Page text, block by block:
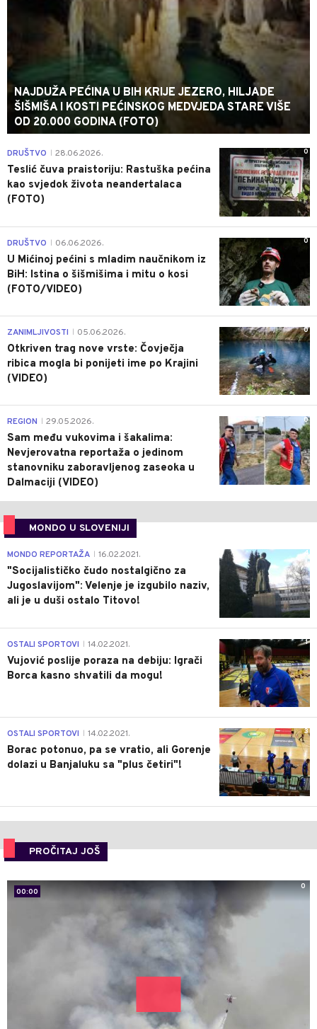
NAJDUŽA PEĆINA U BIH KRIJE JEZERO, HILJADE
ŠIŠMIŠA I KOSTI PEĆINSKOG MEDVJEDA STARE VIŠE
OD 20.000 GODINA (FOTO)
0
DRUŠTVO 28.06.2026.
Teslić čuva praistoriju: Rastuška pećina
kao svjedok života neandertalaca
(FOTO)
0
DRUŠTVO 06.06.2026.
U Mićinoj pećini s mladim naučnikom iz
BiH: Istina o šišmišima i mitu o kosi
(FOTO/VIDEO)
0
ZANIMLJIVOSTI 05.06.2026.
Otkriven trag nove vrste: Čovječja
ribica mogla bi ponijeti ime po Krajini
(VIDEO)
0
REGION 29.05.2026.
Sam među vukovima i šakalima:
Nevjerovatna reportaža o jedinom
stanovniku zaboravljenog zaseoka u
Dalmaciji (VIDEO)
MONDO U SLOVENIJI
4
MONDO REPORTAŽA 16.02.2021.
"Socijalističko čudo nostalgično za
Jugoslavijom": Velenje je izgubilo naziv,
ali je u duši ostalo Titovo!
1
OSTALI SPORTOVI 14.02.2021.
Vujović poslije poraza na debiju: Igrači
Borca kasno shvatili da mogu!
3
OSTALI SPORTOVI 14.02.2021.
Borac potonuo, pa se vratio, ali Gorenje
dolazi u Banjaluku sa "plus četiri"!
PROČITAJ JOŠ
00:00
0